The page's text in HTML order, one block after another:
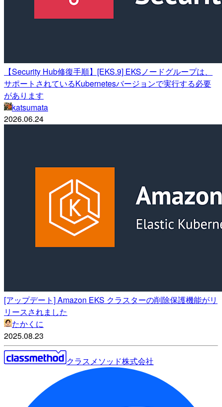
【Security Hub修復手順】[EKS.9] EKSノードグループは、
サポートされているKubernetesバージョンで実行する必要
があります
katsumata
2026.06.24
[アップデート] Amazon EKS クラスターの削除保護機能がリ
リースされました
たかくに
2025.08.23
クラスメソッド株式会社